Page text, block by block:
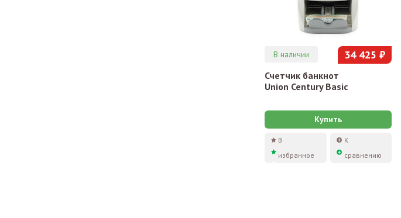
В наличии 34 425 ₽
Счетчик банкнот
Union Century Basic
Купить
В
избранное
К
сравнению